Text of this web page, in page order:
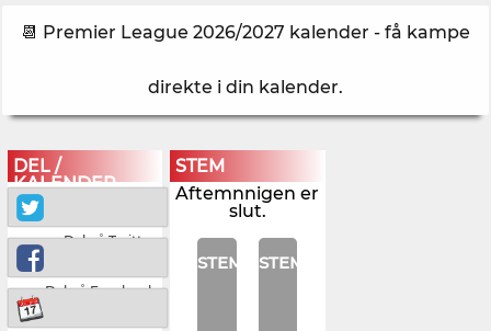
📆 Premier League 2026/2027 kalender - få kampe
direkte i din kalender.
DEL /
KALENDER
Del på Twitter
Del på Facebook
STEM
Aftemnnigen er
slut.
STEM STEM